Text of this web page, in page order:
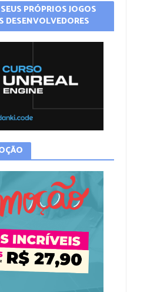
PRÓPRIOS JOGOS
DESENVOLVEDORES